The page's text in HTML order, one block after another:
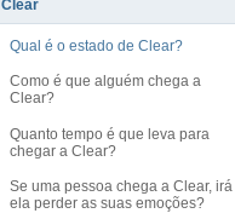
Clear
Qual é o estado de Clear?
Como é que alguém chega a
Clear?
Quanto tempo é que leva para
chegar a Clear?
Se uma pessoa chega a Clear, irá
ela perder as suas emoções?